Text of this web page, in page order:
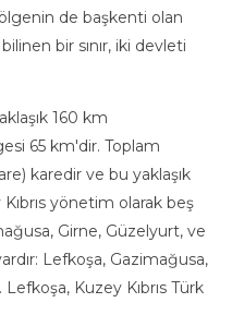
de başkenti olan
bir sınır, iki devleti
160 km
65 km'dir. Toplam
karedir ve bu yaklaşık
yönetim olarak beş
Girne, Güzelyurt, ve
Lefkoşa, Gazimağusa,
Kuzey Kıbrıs Türk